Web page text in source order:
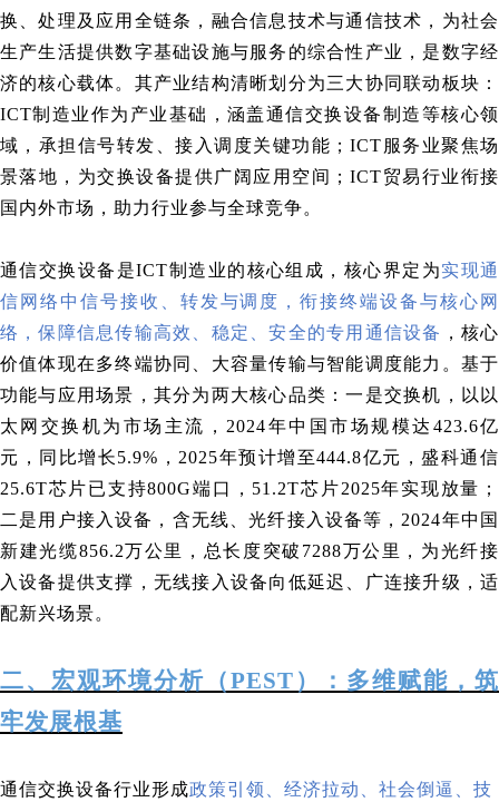
换、处理及应用全链条，融合信息技术与通信技术，为社会
生产生活提供数字基础设施与服务的综合性产业，是数字经
济的核心载体。其产业结构清晰划分为三大协同联动板块：
ICT制造业作为产业基础，涵盖通信交换设备制造等核心领
域，承担信号转发、接入调度关键功能；ICT服务业聚焦场
景落地，为交换设备提供广阔应用空间；ICT贸易行业衔接
国内外市场，助力行业参与全球竞争。
通信交换设备是ICT制造业的核心组成，核心界定为实现通
信网络中信号接收、转发与调度，衔接终端设备与核心网
络，保障信息传输高效、稳定、安全的专用通信设备 ，核心
价值体现在多终端协同、大容量传输与智能调度能力。基于
功能与应用场景，其分为两大核心品类：一是交换机，以以
太网交换机为市场主流，2024年中国市场规模达423.6亿
元，同比增长5.9%，2025年预计增至444.8亿元，盛科通信
25.6T芯片已支持800G端口，51.2T芯片2025年实现放量；
二是用户接入设备，含无线、光纤接入设备等，2024年中国
新建光缆856.2万公里，总长度突破7288万公里，为光纤接
入设备提供支撑，无线接入设备向低延迟、广连接升级，适
配新兴场景。
二、宏观环境分析（PEST）：多维赋能，筑
牢发展根基
通信交换设备行业形成政策引领、经济拉动、社会倒逼、技